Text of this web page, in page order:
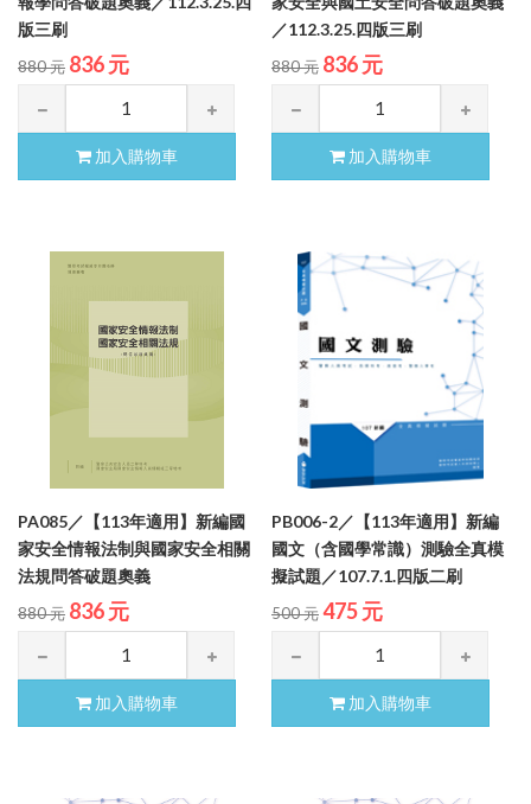
版三刷
880 元 836 元
加入購物車
／112.3.25.四版三刷
880 元 836 元
加入購物車
PA085／【113年適用】新編國
家安全情報法制與國家安全相關
法規問答破題奧義
880 元 836 元
加入購物車
PB006-2／【113年適用】新編
國文（含國學常識）測驗全真模
擬試題／107.7.1.四版二刷
500 元475 元
加入購物車